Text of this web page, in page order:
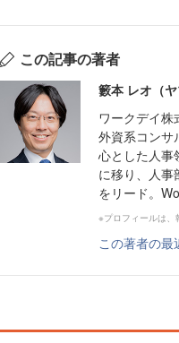
この記事の著者
籔本 レオ（ヤ
ワークデイ株
外資系コンサ
心とした人事
に移り、人事
をリード。
※プロフィールは、
この著者の最